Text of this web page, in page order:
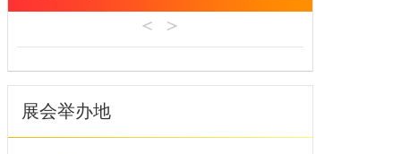
江西
山东
河南
机床工具
建材机械
暖通空调
汽车制造
6月
7月
8月
展会举办地